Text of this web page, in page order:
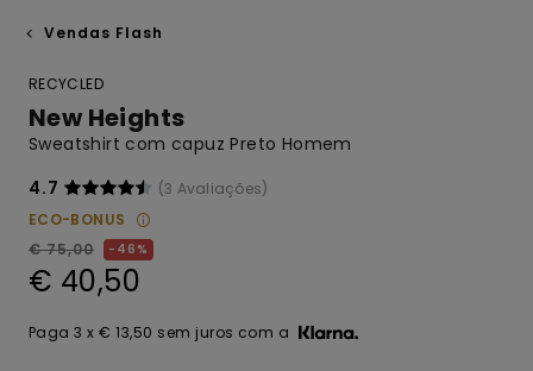
Vendas Flash
RECYCLED
New Heights
Sweatshirt com capuz Preto Homem
4.7
(3 Avaliações)
ECO-BONUS
€ 75,00
46%
€ 40,50
Paga 3 x € 13,50 sem juros com a